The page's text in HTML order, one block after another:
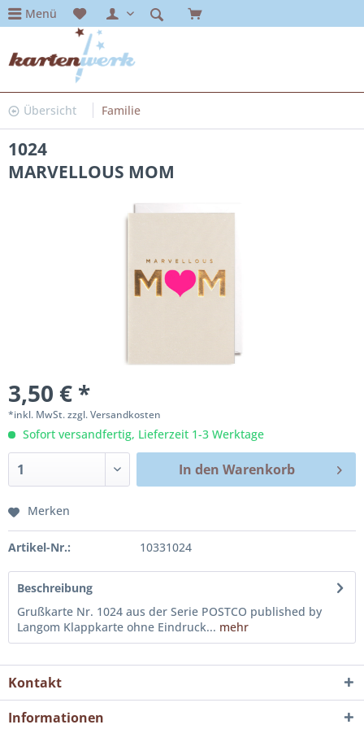
Menü
Übersicht Familie
1024
MARVELLOUS MOM
3,50 € *
*inkl. MwSt.zzgl. Versandkosten
Sofort versandfertig, Lieferzeit 1-3 Werktage
In den Warenkorb
Merken
Artikel-Nr.: 10331024
Beschreibung
Grußkarte Nr. 1024 aus der Serie POSTCO published by
Langom Klappkarte ohne Eindruck... mehr
Kontakt
Informationen